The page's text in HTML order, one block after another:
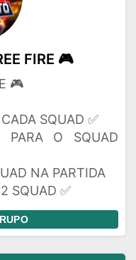
FIRE 🎮
🎮
SQUAD ✅
O SQUAD
NA PARTIDA
SQUAD ✅